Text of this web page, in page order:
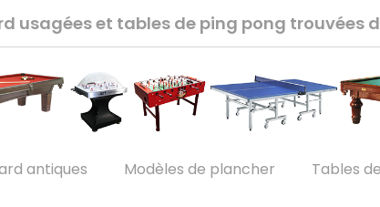
usagées et tables de ping pong trouvées
antiques Modèles de plancher Tables